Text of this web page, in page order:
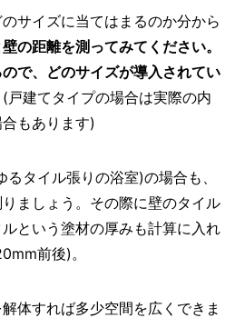
サイズに当てはまるのか分から
の距離を測ってみてください。
で、どのサイズが導入されてい
(戸建てタイプの場合は実際の内
もあります)
タイル張りの浴室)の場合も、
ましょう。その際に壁のタイル
という塗材の厚みも計算に入れ
前後)。
体すれば多少空間を広くできま